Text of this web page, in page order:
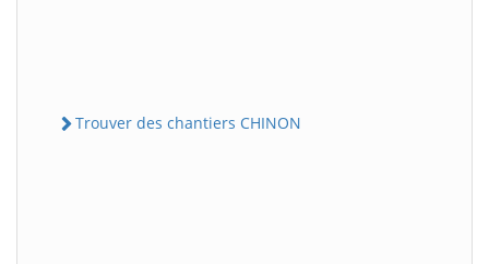
Trouver des chantiers CHINON